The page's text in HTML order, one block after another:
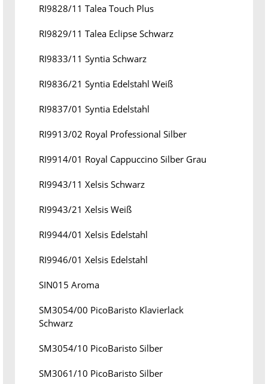
RI9828/11 Talea Touch Plus
RI9829/11 Talea Eclipse Schwarz
RI9833/11 Syntia Schwarz
RI9836/21 Syntia Edelstahl Weiß
RI9837/01 Syntia Edelstahl
RI9913/02 Royal Professional Silber
RI9914/01 Royal Cappuccino Silber Grau
RI9943/11 Xelsis Schwarz
RI9943/21 Xelsis Weiß
RI9944/01 Xelsis Edelstahl
RI9946/01 Xelsis Edelstahl
SIN015 Aroma
SM3054/00 PicoBaristo Klavierlack
Schwarz
SM3054/10 PicoBaristo Silber
SM3061/10 PicoBaristo Silber